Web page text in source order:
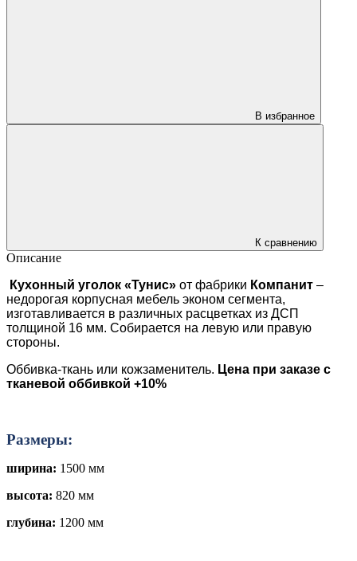
В избранное
К сравнению
Описание
Кухонный уголок «Тунис» от фабрики Компанит –
недорогая корпусная мебель эконом сегмента,
изготавливается в различных расцветках из ДСП
толщиной 16 мм. Собирается на левую или правую
стороны.
Оббивка-ткань или кожзаменитель. Цена при заказе с
тканевой оббивкой +10%
Размеры:
ширина: 1500 мм
высота: 820 мм
глубина: 1200 мм